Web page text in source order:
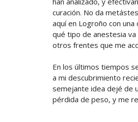
curación. No da
aquí en Logroño con
qué tipo de anestesia va
otros frentes que me
En los últimos tiempos
a mi descubrimiento
semejante idea dejé de
pérdida de peso, y me